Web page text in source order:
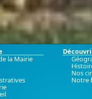
la Mairie
Nos
Notre